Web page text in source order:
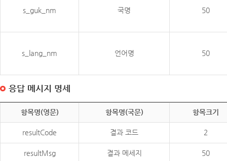
s_guk_nm 국명 50
s_lang_nm 언어명 50
응답 메시지 명세
항목명(영문) 항목명(국문) 항목크기
resultCode 결과 코드 2
resultMsg 결과 메세지 50